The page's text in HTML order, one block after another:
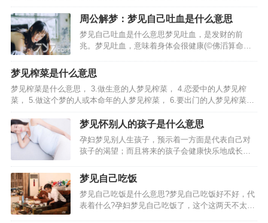
二、梦见与不同的对象结婚的梦境分析。男人梦见自己与朋友结婚，6.
女人梦见自己和朋友结婚。8.已婚者梦见自己和朋友结婚。…
周公解梦：梦见自己吐血是什么意思
梦见自己吐血是什么意思梦见吐血，是发财的前
兆。梦见吐血，意味着身体会很健康(©佛滔算命
的。梦见自己吐血，今天领导能力不错!梦见自己大
口吐血:此梦预示着工作或生活上的压力比较大，建
议你不必太担忧，事…
梦见榨菜是什么意思
梦见榨菜是什么意思， 3.做生意的人梦见榨菜， 4.恋爱中的人梦见榨
菜， 5.做这个梦的人或本命年的人梦见榨菜， 6.要出门的人梦见榨菜，
梦见榨菜的相关周公解梦。 1.梦见餐桌上有各种各样的蔬菜，也可能预
示了你近期对健康饮食的渴望…梦见怀别人的孩子是什么意思
孕妇梦见别人生孩子，预示着一方面是代表自己对
孩子的渴望；而且将来的孩子会健康快乐地成长。
已经或者将要失去对自己来说非常重要的东西，梦
中的孩子代表着重要的事物，梦见自己的孩子丢
了，就是说梦者可能忽略…
梦见自己吃饭
梦见自己吃饭是什么意思?梦见自己吃饭好不好，代
表着什么?孕妇梦见自己吃饭了，这个这两天不太属